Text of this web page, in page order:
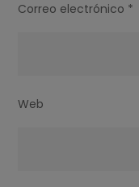
Correo electrónico *
Web